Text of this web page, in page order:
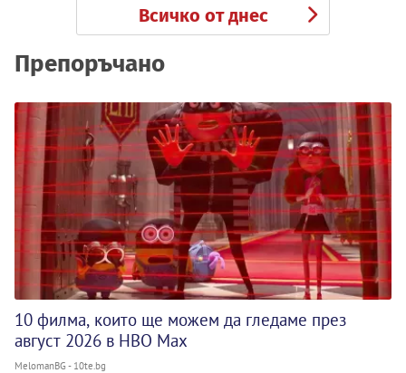
Всичко от днес
Препоръчано
10 филма, които ще можем да гледаме през
август 2026 в HBO Max
MelomanBG - 10te.bg